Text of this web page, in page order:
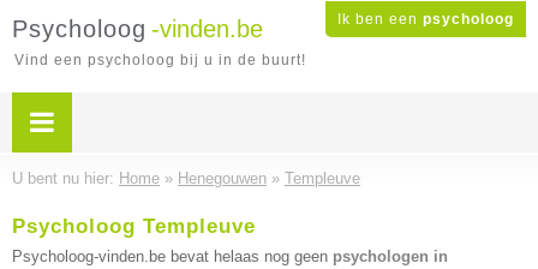
Ik ben een psycholoog
Psycholoog -vinden.be
Vind een psycholoog bij u in de buurt!
U bent nu hier: Home » Henegouwen » Templeuve
Psycholoog Templeuve
Psycholoog-vinden.be bevat helaas nog geen psychologen in